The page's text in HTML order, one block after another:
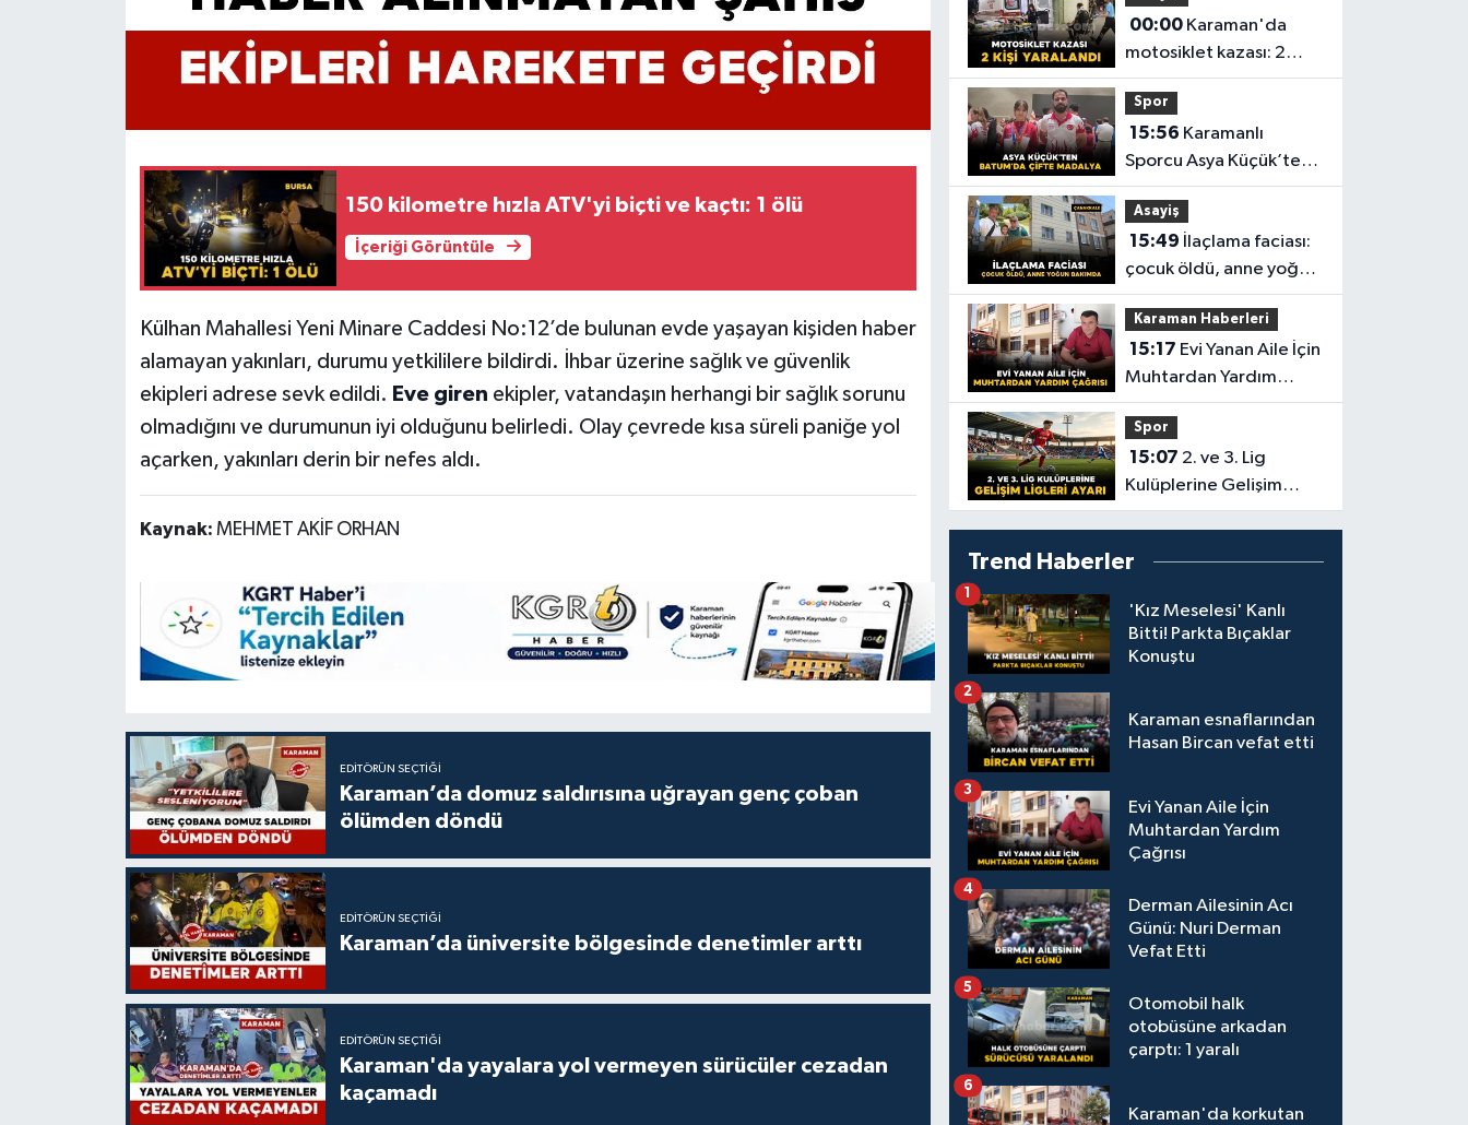
150 kilometre hızla ATV'yi biçti ve kaçtı: 1 ölü
İçeriği Görüntüle
Külhan Mahallesi Yeni Minare Caddesi No:12’de bulunan evde yaşayan kişiden haber
alamayan yakınları, durumu yetkililere bildirdi. İhbar üzerine sağlık ve güvenlik
ekipleri adrese sevk edildi. Eve giren ekipler, vatandaşın herhangi bir sağlık sorunu
olmadığını ve durumunun iyi olduğunu belirledi. Olay çevrede kısa süreli paniğe yol
açarken, yakınları derin bir nefes aldı.
Kaynak: MEHMET AKİF ORHAN
EDITÖRÜN SEÇTIĞI
Karaman’da domuz saldırısına uğrayan genç çoban
ölümden döndü
EDITÖRÜN SEÇTIĞI
Karaman’da üniversite bölgesinde denetimler arttı
EDITÖRÜN SEÇTIĞI
Karaman'da yayalara yol vermeyen sürücüler cezadan
kaçamadı
00:00Karaman'da
motosiklet kazası: 2
yaralı
Spor
15:56
Sporcu Asya Küçük’ten
Batum’da Çifte Madalya
Asayiş
15:49
çocuk öldü, anne yoğun
bakımda
Karaman Haberleri
15:17
Muhtardan Yardım
Çağrısı
Spor
15:07
Kulüplerine Gelişim
Ligleri Ayarı
Trend Haberler
'Kız Meselesi' Kanlı
Bitti! Parkta Bıçaklar
Konuştu
1
Karaman esnaflarından
Hasan Bircan vefat etti
2
Evi Yanan Aile İçin
Muhtardan Yardım
Çağrısı
3
Derman Ailesinin Acı
Günü: Nuri Derman
Vefat Etti
4
Otomobil halk
otobüsüne arkadan
çarptı: 1 yaralı
5
Karaman'da korkutan
6